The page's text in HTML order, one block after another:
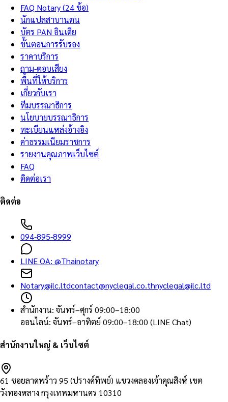
FAQ Notary (24 ข้อ)
นักแปลสาบานตน
บัตร PAN อินเดีย
ขั้นตอนการรับรอง
ราคาบริการ
ถาม-ตอบเสียง
พื้นที่ให้บริการ
เกี่ยวกับเรา
ทีมบรรณาธิการ
นโยบายบรรณาธิการ
ทะเบียนแหล่งอ้างอิง
ค่าธรรมเนียมราชการ
รายงานคุณภาพเว็บไซต์
FAQ
ติดต่อเรา
ติดต่อ
094-895-8999
LINE OA: @Thainotary
Notary@ilc.ltdcontact@nyclegal.co.thnyclegal@ilc.ltd
สำนักงาน: จันทร์–ศุกร์ 09:00–18:00
ออนไลน์: จันทร์–อาทิตย์ 09:00–18:00 (LINE Chat)
สำนักงานใหญ่ & เว็บไซต์
61 ซอยลาดพร้าว 95 (ปรางค์ทิพย์) แขวงคลองเจ้าคุณสิงห์ เขต
วังทองหลาง กรุงเทพมหานคร 10310